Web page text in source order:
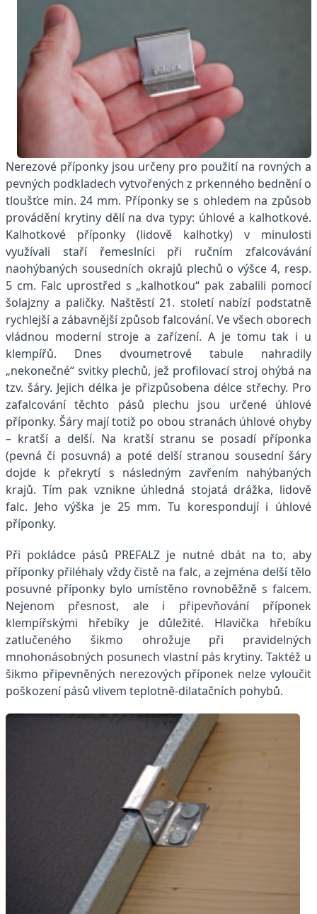
Nerezové příponky jsou určeny pro použití na rovných a
pevných podkladech vytvořených z prkenného bednění o
tloušťce min. 24 mm. Příponky se s ohledem na způsob
provádění krytiny dělí na dva typy: úhlové a kalhotkové.
Kalhotkové příponky (lidově kalhotky) v minulosti
využívali staří řemeslníci při ručním zfalcovávání
naohýbaných sousedních okrajů plechů o výšce 4, resp.
5 cm. Falc uprostřed s „kalhotkou“ pak zabalili pomocí
šolajzny a paličky. Naštěstí 21. století nabízí podstatně
rychlejší a zábavnější způsob falcování. Ve všech oborech
vládnou moderní stroje a zařízení. A je tomu tak i u
klempířů. Dnes dvoumetrové tabule nahradily
„nekonečné“ svitky plechů, jež profilovací stroj ohýbá na
tzv. šáry. Jejich délka je přizpůsobena délce střechy. Pro
zafalcování těchto pásů plechu jsou určené úhlové
příponky. Šáry mají totiž po obou stranách úhlové ohyby
– kratší a delší. Na kratší stranu se posadí příponka
(pevná či posuvná) a poté delší stranou sousední šáry
dojde k překrytí s následným zavřením nahýbaných
krajů. Tím pak vznikne úhledná stojatá drážka, lidově
falc. Jeho výška je 25 mm. Tu korespondují i úhlové
příponky.
Při pokládce pásů PREFALZ je nutné dbát na to, aby
příponky přiléhaly vždy čistě na falc, a zejména delší tělo
posuvné příponky bylo umístěno rovnoběžně s falcem.
Nejenom přesnost, ale i připevňování příponek
klempířskými hřebíky je důležité. Hlavička hřebíku
zatlučeného šikmo ohrožuje při pravidelných
mnohonásobných posunech vlastní pás krytiny. Taktéž u
šikmo připevněných nerezových příponek nelze vyloučit
poškození pásů vlivem teplotně-dilatačních pohybů.